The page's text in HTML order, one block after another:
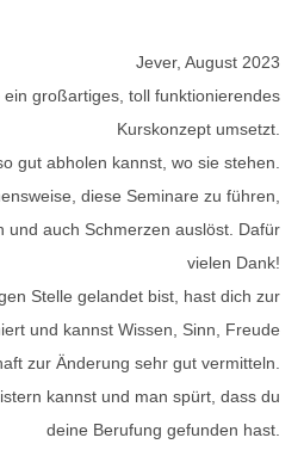
Jever, August 2023
großartiges, toll funktionierendes
Kurskonzept umsetzt.
gut abholen kannst, wo sie stehen.
diese Seminare zu führen,
und auch Schmerzen auslöst. Dafür
vielen Dank!
Stelle gelandet bist, hast dich zur
und kannst Wissen, Sinn, Freude
zur Änderung sehr gut vermitteln.
kannst und man spürt, dass du
deine Berufung gefunden hast.